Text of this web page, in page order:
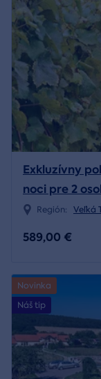
Exkluzívny
noci pre 2
Región: Veľká
589,00 €
Novinka
Náš tip